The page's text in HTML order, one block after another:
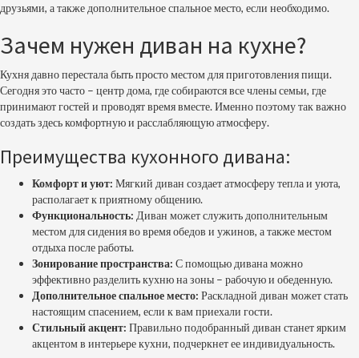
друзьями, а также дополнительное спальное место, если необходимо.
Зачем нужен диван на кухне?
Кухня давно перестала быть просто местом для приготовления пищи.
Сегодня это часто – центр дома, где собираются все члены семьи, где
принимают гостей и проводят время вместе. Именно поэтому так важно
создать здесь комфортную и расслабляющую атмосферу.
Преимущества кухонного дивана:
Комфорт и уют: Мягкий диван создает атмосферу тепла и уюта,
располагает к приятному общению.
Функциональность: Диван может служить дополнительным
местом для сидения во время обедов и ужинов, а также местом
отдыха после работы.
Зонирование пространства: С помощью дивана можно
эффективно разделить кухню на зоны – рабочую и обеденную.
Дополнительное спальное место: Раскладной диван может стать
настоящим спасением, если к вам приехали гости.
Стильный акцент: Правильно подобранный диван станет ярким
акцентом в интерьере кухни, подчеркнет ее индивидуальность.